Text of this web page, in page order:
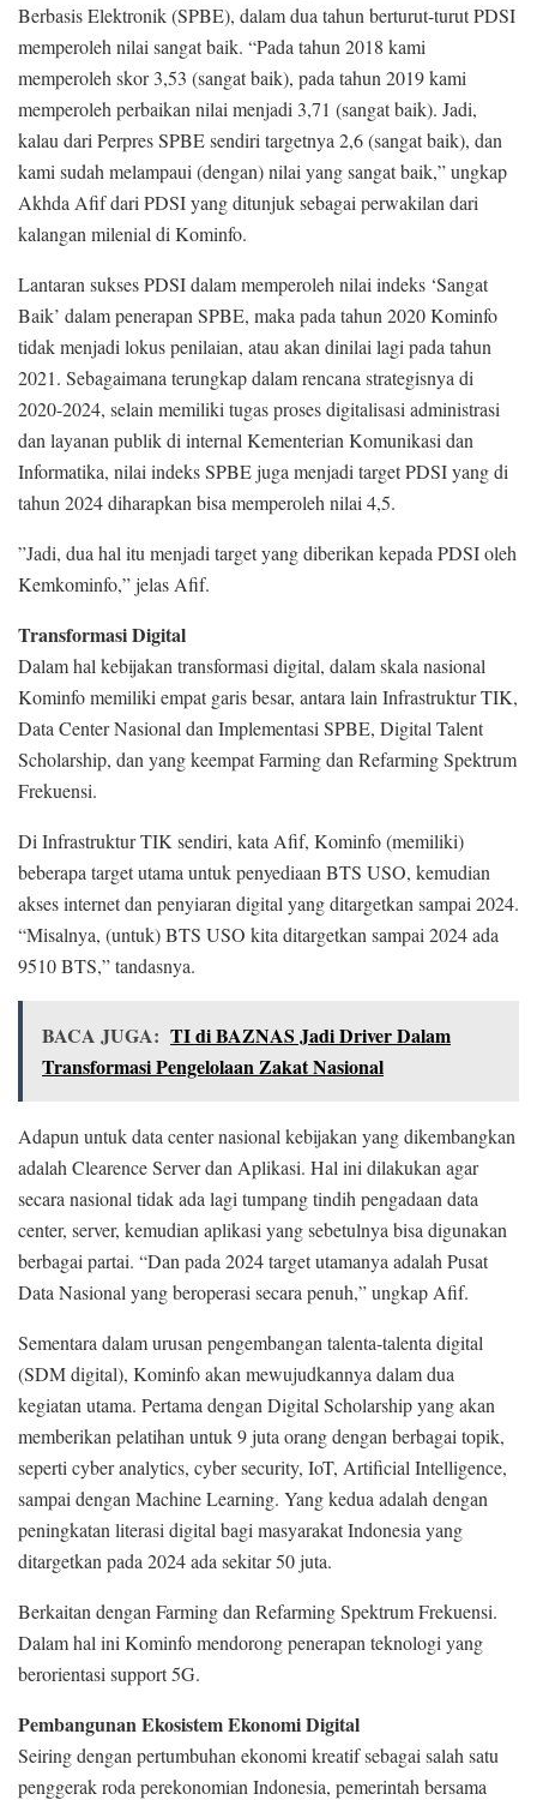
Berbasis Elektronik (SPBE), dalam dua tahun berturut-turut PDSI
memperoleh nilai sangat baik. “Pada tahun 2018 kami
memperoleh skor 3,53 (sangat baik), pada tahun 2019 kami
memperoleh perbaikan nilai menjadi 3,71 (sangat baik). Jadi,
kalau dari Perpres SPBE sendiri targetnya 2,6 (sangat baik), dan
kami sudah melampaui (dengan) nilai yang sangat baik,” ungkap
Akhda Afif dari PDSI yang ditunjuk sebagai perwakilan dari
kalangan milenial di Kominfo.
Lantaran sukses PDSI dalam memperoleh nilai indeks ‘Sangat
Baik’ dalam penerapan SPBE, maka pada tahun 2020 Kominfo
tidak menjadi lokus penilaian, atau akan dinilai lagi pada tahun
2021. Sebagaimana terungkap dalam rencana strategisnya di
2020-2024, selain memiliki tugas proses digitalisasi administrasi
dan layanan publik di internal Kementerian Komunikasi dan
Informatika, nilai indeks SPBE juga menjadi target PDSI yang di
tahun 2024 diharapkan bisa memperoleh nilai 4,5.
”Jadi, dua hal itu menjadi target yang diberikan kepada PDSI oleh
Kemkominfo,” jelas Afif.
Transformasi Digital
Dalam hal kebijakan transformasi digital, dalam skala nasional
Kominfo memiliki empat garis besar, antara lain Infrastruktur TIK,
Data Center Nasional dan Implementasi SPBE, Digital Talent
Scholarship, dan yang keempat Farming dan Refarming Spektrum
Frekuensi.
Di Infrastruktur TIK sendiri, kata Afif, Kominfo (memiliki)
beberapa target utama untuk penyediaan BTS USO, kemudian
akses internet dan penyiaran digital yang ditargetkan sampai 2024.
“Misalnya, (untuk) BTS USO kita ditargetkan sampai 2024 ada
9510 BTS,” tandasnya.
BACA JUGA: TI di BAZNAS Jadi Driver Dalam
Transformasi Pengelolaan Zakat Nasional
Adapun untuk data center nasional kebijakan yang dikembangkan
adalah Clearence Server dan Aplikasi. Hal ini dilakukan agar
secara nasional tidak ada lagi tumpang tindih pengadaan data
center, server, kemudian aplikasi yang sebetulnya bisa digunakan
berbagai partai. “Dan pada 2024 target utamanya adalah Pusat
Data Nasional yang beroperasi secara penuh,” ungkap Afif.
Sementara dalam urusan pengembangan talenta-talenta digital
(SDM digital), Kominfo akan mewujudkannya dalam dua
kegiatan utama. Pertama dengan Digital Scholarship yang akan
memberikan pelatihan untuk 9 juta orang dengan berbagai topik,
seperti cyber analytics, cyber security, IoT, Artificial Intelligence,
sampai dengan Machine Learning. Yang kedua adalah dengan
peningkatan literasi digital bagi masyarakat Indonesia yang
ditargetkan pada 2024 ada sekitar 50 juta.
Berkaitan dengan Farming dan Refarming Spektrum Frekuensi.
Dalam hal ini Kominfo mendorong penerapan teknologi yang
berorientasi support 5G.
Pembangunan Ekosistem Ekonomi Digital
Seiring dengan pertumbuhan ekonomi kreatif sebagai salah satu
penggerak roda perekonomian Indonesia, pemerintah bersama